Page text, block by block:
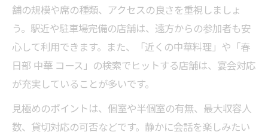
舗の規模や席の種類、アクセスの良さを重視しましょ
う。駅近や駐車場完備の店舗は、遠方からの参加者も安
心して利用できます。また、「近くの中華料理」や「春
日部 中華 コース」の検索でヒットする店舗は、宴会対応
が充実していることが多いです。
見極めのポイントは、個室や半個室の有無、最大収容人
数、貸切対応の可否などです。静かに会話を楽しみたい